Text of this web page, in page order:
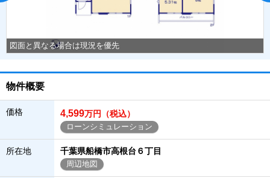
図面と異なる場合は現況を優先
物件概要
価格 4,599万円（税込）
ローンシミュレーション
所在地 千葉県船橋市高根台６丁目
周辺地図